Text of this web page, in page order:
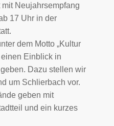
Neujahrsempfang
17 Uhr in der
dem Motto „Kultur
Einblick in
Dazu stellen wir
um Schlierbach vor.
geben mit
und ein kurzes